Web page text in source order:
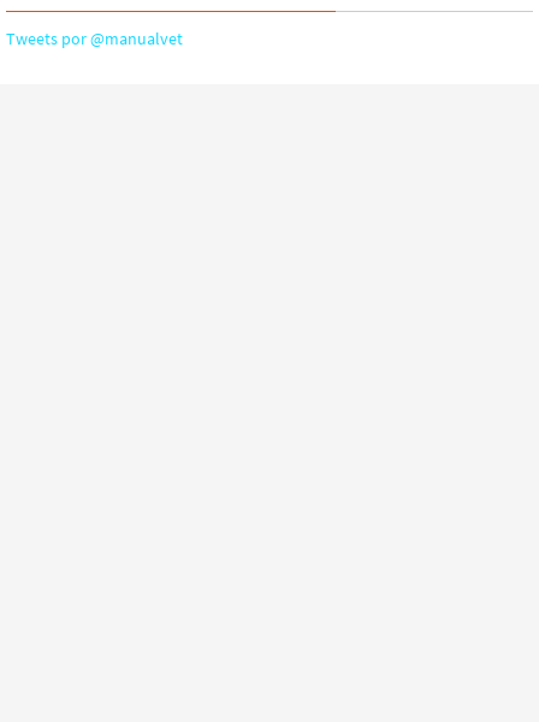
Tweets por @manualvet